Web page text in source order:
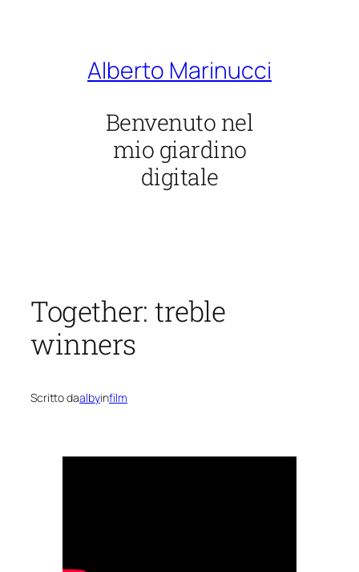
Alberto Marinucci
Benvenuto nel
mio giardino
digitale
Together: treble
winners
Scritto daalbyinfilm